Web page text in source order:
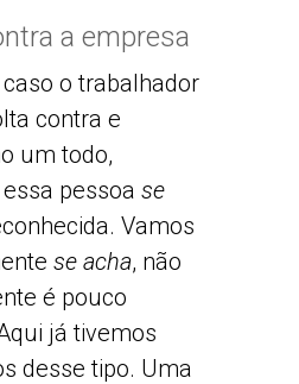
a empresa
o trabalhador
contra e
um todo,
pessoa se
Vamos
se acha, não
é pouco
já tivemos
desse tipo. Uma